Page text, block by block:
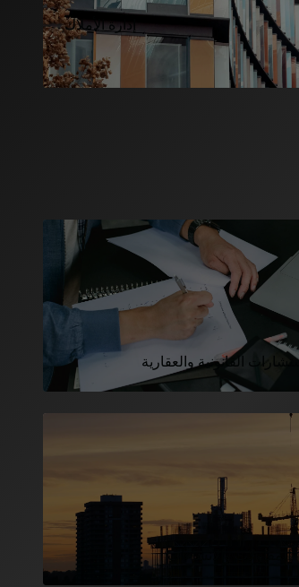
إدارة الأملاك
القانونية والعقارية
المقاولات والانشاءات